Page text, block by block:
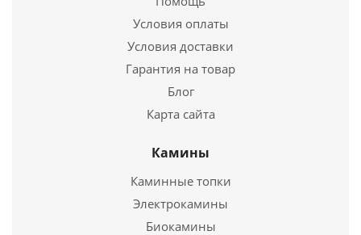
Подробнее
Купить в 1 клик
Условия оплаты
Условия доставки
Гарантия на товар
Блог
Карта сайта
Камины
Каминные топки
Электрокамины
Биокамины